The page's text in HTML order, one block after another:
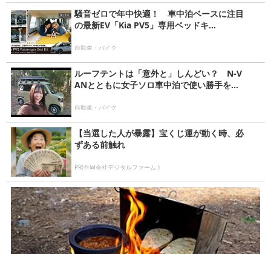
騒音ゼロで年中快適！ 車中泊ベースに注目
の最新EV「Kia PV5」専用ベッドキ...
自動車・バイク
ルーフテントは「意外と」しんどい？ N-V
ANとともに女子ソロ車中泊で使い勝手を...
自動車・バイク
【当選した人が暴露】宝くじ運が動く時、必
ずある前触れ
PR(合同会社デジタルファーム )